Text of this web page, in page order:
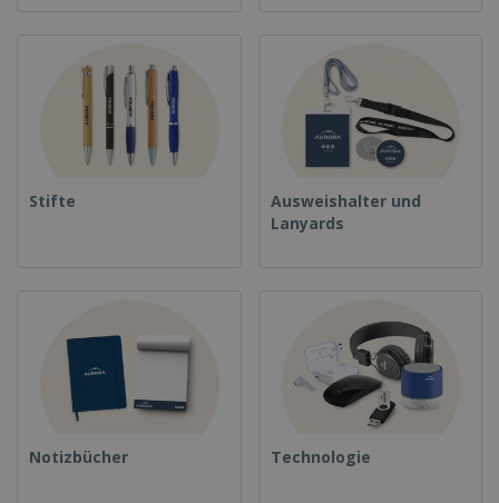
Stifte
Ausweishalter und
Lanyards
Notizbücher Technologie